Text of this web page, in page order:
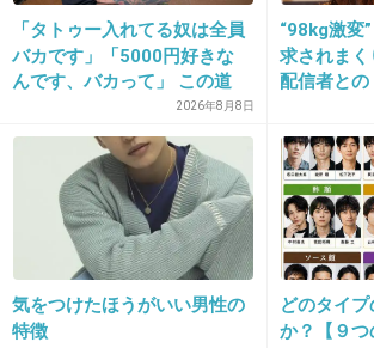
9. 匿名 2012/12/13(木) 22:01:34
亡くなって15年経っても誕生日
るなんて、どれだけ偉大な人だ
+51
10. 匿名 2012/12/13(木) 22:02:11
初めて友達同士で旅行に行って、
「タトゥー入れてる奴は全員
バカです」「5000円好きな
んです、バカって」 この道
23年の彫り師YouTuberの動
画が話題
2026年8月8日
“98kg激変
求されま
配信者との
者側は「
置に怒り心
気をつけたほうがいい男性の
特徴
どのタイ
か？【９つ